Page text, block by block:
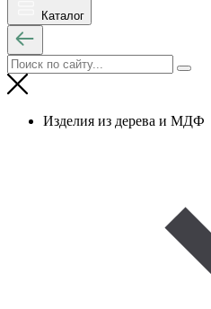
Каталог
Изделия из дерева и МДФ